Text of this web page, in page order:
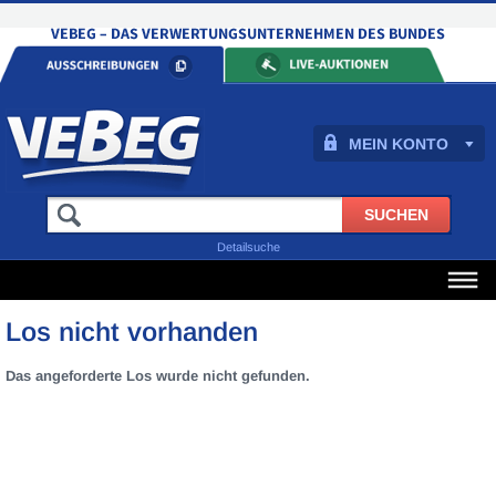
MEIN KONTO
Detailsuche
Los nicht vorhanden
Das angeforderte Los wurde nicht gefunden.